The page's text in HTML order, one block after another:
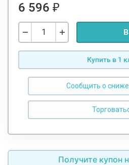
6 596 ₽
Купить в 1
Сообщить о
Получите купон